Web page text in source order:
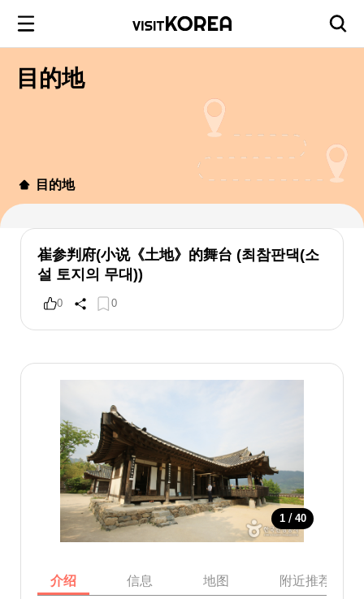
目的地
目的地
崔参判府(小说《土地》的舞台 (최참판댁(소
설 토지의 무대))
0 0
1 / 40
介绍 信息 地图 附近推荐景点